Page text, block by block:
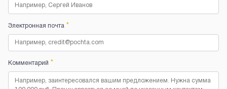
Электронная почта *
Комментарий *